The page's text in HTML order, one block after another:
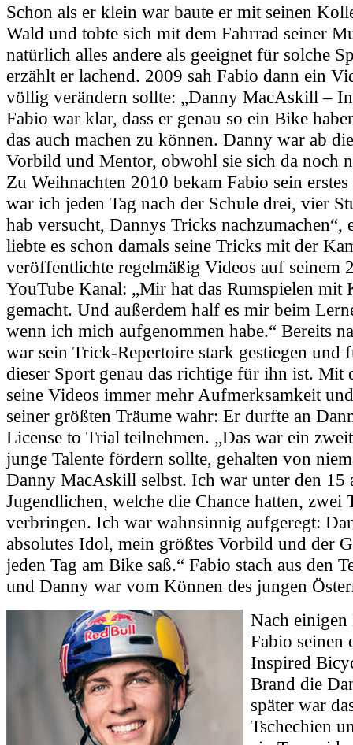
Schon als er klein war baute er mit seinen
Wald und tobte sich mit dem Fahrrad seiner
natürlich alles andere als geeignet für solche
erzählt er lachend. 2009 sah Fabio dann ein
völlig verändern sollte: „Danny MacAskill –
Fabio war klar, dass er genau so ein Bike
das auch machen zu können. Danny war ab
Vorbild und Mentor, obwohl sie sich da noch
Zu Weihnachten 2010 bekam Fabio sein
war ich jeden Tag nach der Schule drei, vier
hab versucht, Dannys Tricks nachzumachen“,
liebte es schon damals seine Tricks mit der
veröffentlichte regelmäßig Videos auf seinem
YouTube Kanal: „Mir hat das Rumspielen mit
gemacht. Und außerdem half es mir beim
wenn ich mich aufgenommen habe.“ Bereits
war sein Trick-Repertoire stark gestiegen und
dieser Sport genau das richtige für ihn ist. Mit
seine Videos immer mehr Aufmerksamkeit
seiner größten Träume wahr: Er durfte an
License to Trial teilnehmen. „Das war ein
junge Talente fördern sollte, gehalten von
Danny MacAskill selbst. Ich war unter den 15
Jugendlichen, welche die Chance hatten,
verbringen. Ich war wahnsinnig aufgeregt:
absolutes Idol, mein größtes Vorbild und der
jeden Tag am Bike saß.“ Fabio stach aus den
und Danny war vom Können des jungen
Nach einigen
Fabio seinen
Inspired
Brand die
später war
Tschechien